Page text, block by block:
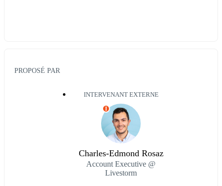
PROPOSÉ PAR
INTERVENANT EXTERNE
I
Charles-Edmond Rosaz
Account Executive @
Livestorm